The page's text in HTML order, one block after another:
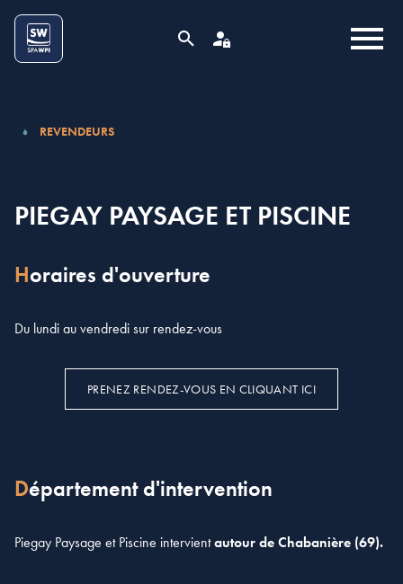
RECHERCHEESPACE PRO
MENU
REVENDEURS
PIEGAY PAYSAGE ET PISCINE
Horaires d'ouverture
Du lundi au vendredi sur rendez-vous
PRENEZ RENDEZ-VOUS EN CLIQUANT ICI
Département d'intervention
Piegay Paysage et Piscine intervientautour de Chabanière (69).